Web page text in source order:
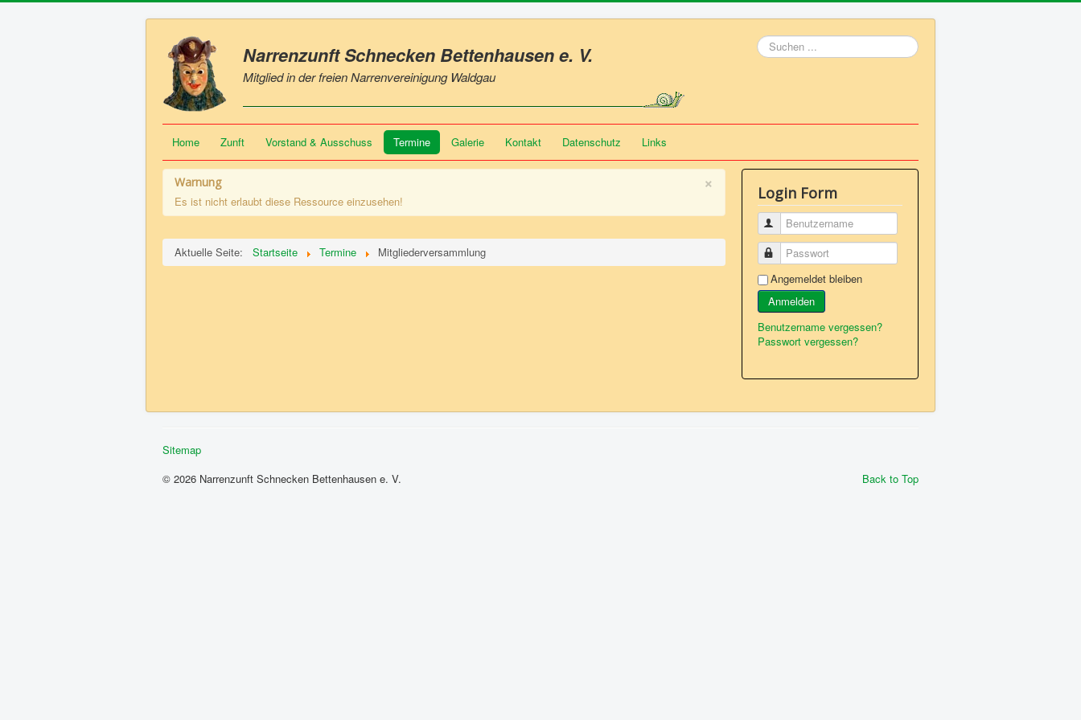
Narrenzunft Schnecken Bettenhausene. V.
Mitglied in der freien Narrenvereinigung Waldgau
Suchen
...
Home Zunft Vorstand & Ausschuss Termine Galerie Kontakt Datenschutz Links
×
Warnung
Es ist nicht erlaubt diese Ressource einzusehen!
Aktuelle Seite: Startseite Termine Mitgliederversammlung
Login Form
Benutzername
Passwort
Angemeldet bleiben
Anmelden
Benutzername vergessen?
Passwort vergessen?
Sitemap
Back to Top
© 2026 Narrenzunft Schnecken Bettenhausen e. V.